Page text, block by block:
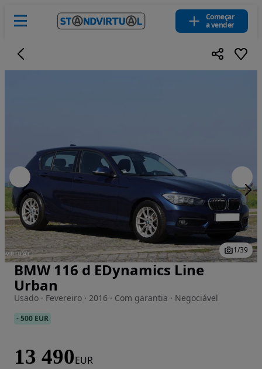
Começar
a vender
Imagem 1 de 39
1/39
BMW 116 d EDynamics Line
Urban
Usado · Fevereiro · 2016 · Com garantia · Negociável
-500 EUR
13 490EUR